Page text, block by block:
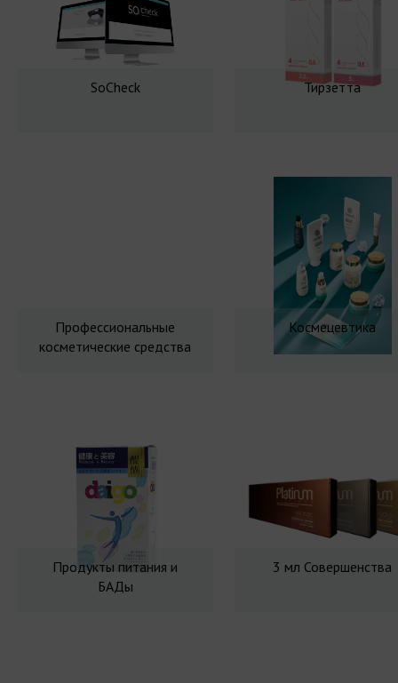
SoCheck Тирзетта
Профессиональные
косметические средства
Космецевтика
Продукты питания и
БАДы
3 мл Совершенства